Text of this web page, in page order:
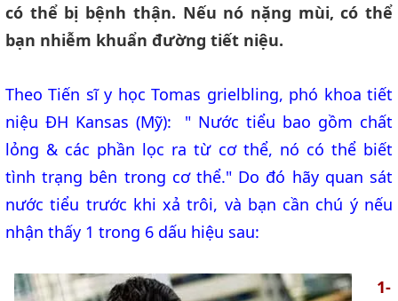
có thể bị bệnh thận. Nếu nó nặng mùi, có thể
bạn nhiễm khuẩn đường tiết niệu.
Theo Tiến sĩ y học Tomas grielbling, phó khoa tiết
niệu ĐH Kansas (Mỹ): " Nước tiểu bao gồm chất
lỏng & các phần lọc ra từ cơ thể, nó có thể biết
tình trạng bên trong cơ thể." Do đó hãy quan sát
nước tiểu trước khi xả trôi, và bạn cần chú ý nếu
nhận thấy 1 trong 6 dấu hiệu sau:
1-